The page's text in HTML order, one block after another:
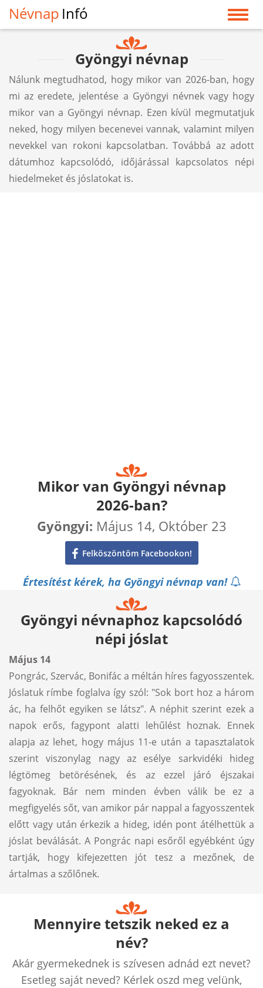
Névnap Infó
Gyöngyi névnap
Nálunk megtudhatod, hogy mikor van 2026-ban, hogy
mi az eredete, jelentése a Gyöngyi névnek vagy hogy
mikor van a Gyöngyi névnap. Ezen kívül megmutatjuk
neked, hogy milyen becenevei vannak, valamint milyen
nevekkel van rokoni kapcsolatban. Továbbá az adott
dátumhoz kapcsolódó, időjárással kapcsolatos népi
hiedelmeket és jóslatokat is.
Mikor van Gyöngyi névnap
2026-ban?
Gyöngyi: Május 14, Október 23
Felköszöntöm Facebookon!
Értesítést kérek, ha Gyöngyi névnap van!
Gyöngyi névnaphoz kapcsolódó
népi jóslat
Május 14
Pongrác, Szervác, Bonifác a méltán híres fagyosszentek.
Jóslatuk rímbe foglalva így szól: "Sok bort hoz a három
ác, ha felhőt egyiken se látsz". A néphit szerint ezek a
napok erős, fagypont alatti lehűlést hoznak. Ennek
alapja az lehet, hogy május 11-e után a tapasztalatok
szerint viszonylag nagy az esélye sarkvidéki hideg
légtömeg betörésének, és az ezzel járó éjszakai
fagyoknak. Bár nem minden évben válik be ez a
megfigyelés sőt, van amikor pár nappal a fagyosszentek
előtt vagy után érkezik a hideg, idén pont átélhettük a
jóslat beválását. A Pongrác napi esőről egyébként úgy
tartják, hogy kifejezetten jót tesz a mezőnek, de
ártalmas a szőlőnek.
Mennyire tetszik neked ez a
név?
Akár gyermekednek is szívesen adnád ezt nevet?
Esetleg saját neved? Kérlek oszd meg velünk,